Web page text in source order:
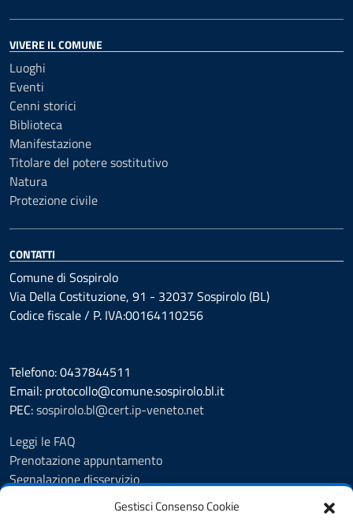
Gestisci Consenso Cookie
VIVERE IL COMUNE
Luoghi
Eventi
Cenni storici
Biblioteca
Manifestazione
Titolare del potere sostitutivo
Natura
Protezione civile
CONTATTI
Comune di Sospirolo
Via Della Costituzione, 91 - 32037 Sospirolo (BL)
Codice fiscale / P. IVA:00164110256
Telefono: 0437844511
Email: protocollo@comune.sospirolo.bl.it
PEC:sospirolo.bl@cert.ip-veneto.net
Leggi le FAQ
Prenotazione appuntamento
Segnalazione disservizio
Richiesta assistenza
MyPA - Portale Cittadino Veneto